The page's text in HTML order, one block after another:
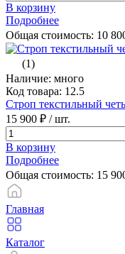
В корзину
Подробнее
Общая стоимость: 10
(1)
Наличие: много
Код товара: 12.5
Строп текстильный
15 900 ₽ / шт.
В корзину
Подробнее
Общая стоимость: 15
Главная
Каталог